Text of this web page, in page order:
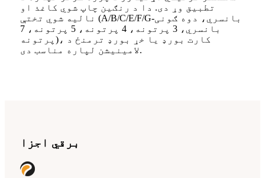
تطبیق وړ دی. دا د رنګین چاپ شوي کاغذ او
نالیه شوي تختې (A/B/C/E/F/G-بانسري، دوه ګونی
بانسري، 3 پرتونه، 4 پرتونه، 5 پرتونه، 7
پرتونه)، کارت بورډ یا خړ بورډ ترمنځ د
لامینیشن لپاره مناسب دی.
برقي اجزا